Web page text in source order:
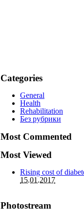
Categories
General
Health
Rehabilitation
Без рубрики
Most Commented
Most Viewed
Rising cost of
15.01.2017
Photostream